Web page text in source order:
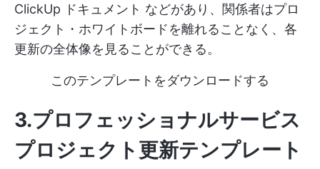
ClickUp ドキュメント などがあり、関係者はプロ
ジェクト・ホワイトボードを離れることなく、各
更新の全体像を見ることができる。
このテンプレートをダウンロードする
3.プロフェッショナルサービス
プロジェクト更新テンプレート